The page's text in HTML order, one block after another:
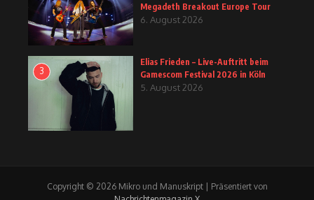
Megadeth Breakout Europe Tour
6. August 2026
3
Elias Frieden – Live-Auftritt beim
Gamescom Festival 2026 in Köln
5. August 2026
Copyright © 2026 Mikro und Manuskript | Präsentiert von